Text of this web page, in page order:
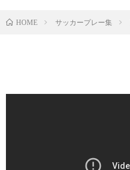
HOME サッカープレー集